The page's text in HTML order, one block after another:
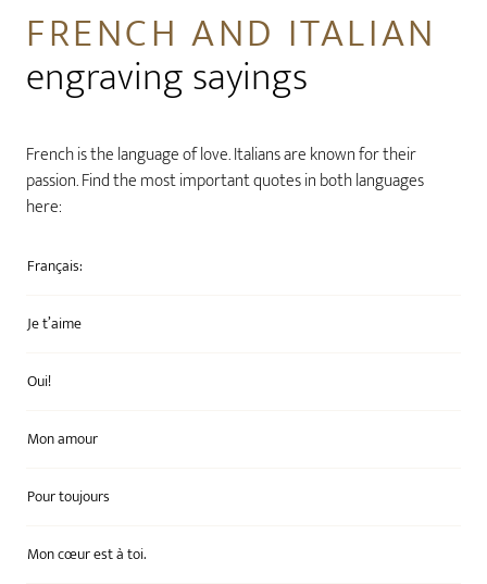
FRENCH AND ITALIAN
engraving sayings
French is the language of love. Italians are known for their
passion. Find the most important quotes in both languages
here:
Français:
Je t’aime
Oui!
Mon amour
Pour toujours
Mon cœur est à toi.